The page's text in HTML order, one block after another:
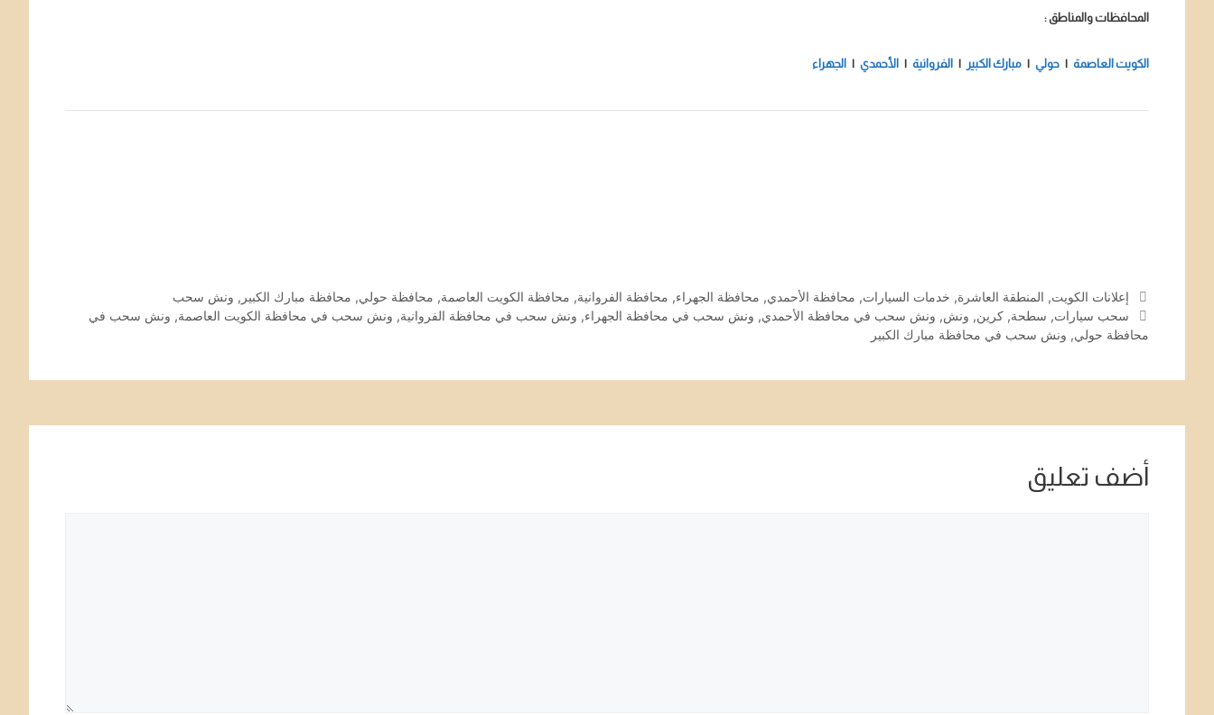
المحافظات والمناطق :
الكويت العاصمة | حولي | مبارك الكبير | الفروانية | الأحمدي | الجهراء
التصنيفات
إعلانات الكويت, المنطقة العاشرة, خدمات السيارات, محافظة الأحمدي, محافظة الجهراء, محافظة الفروانية, محافظة الكويت العاصمة, محافظة حولي, محافظة مبارك الكبير , ونش سحب
الوسوم
سحب سيارات, سطحة, كرين, ونش, ونش سحب في محافظة الأحمدي, ونش سحب في محافظة الجهراء, ونش سحب في محافظة الفروانية, ونش سحب في محافظة الكويت العاصمة, ونش سحب في
محافظة حولي, ونش سحب في محافظة مبارك الكبير
أضف تعليق